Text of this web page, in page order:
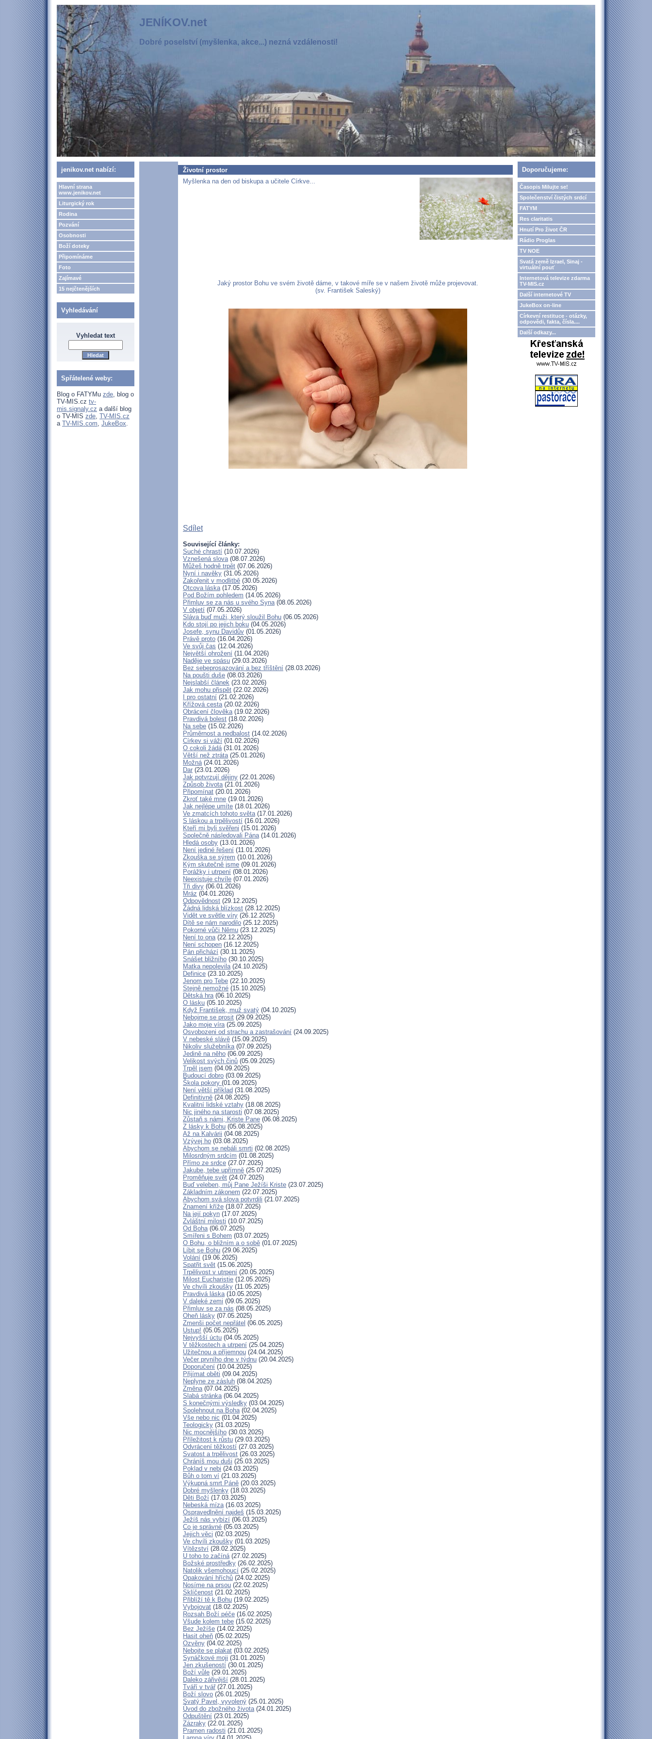
JENÍKOV.net
Dobré poselství (myšlenka, akce...) nezná vzdálenosti!
jenikov.net nabízí:
Hlavní strana
www.jenikov.net
Liturgický rok
Rodina
Pozvání
Osobnosti
Boží doteky
Připomínáme
Foto
Zajímavé
15 nejčtenějších
Vyhledávání
Vyhledat text
Spřátelené weby:
Blog o FATYMu zde, blog o
TV-MIS.cz tv-
mis.signaly.cz a další blog
o TV-MIS zde, TV-MIS.cz
a TV-MIS.com, JukeBox.
Životní prostor
Myšlenka na den od biskupa a učitele Církve...
Jaký prostor Bohu ve svém životě dáme, v takové míře se v našem životě může projevovat.
(sv. František Saleský)
Sdílet
Související články:
Suché chrastí (10.07.2026)
Vznešená slova(08.07.2026)
Můžeš hodně trpět (07.06.2026)
Nyní i navěky (31.05.2026)
Zakořenit v modlitbě (30.05.2026)
Otcova láska(17.05.2026)
Pod Božím pohledem (14.05.2026)
Přimluv se za nás u svého Syna(08.05.2026)
V objetí (07.05.2026)
Sláva buď muži, který sloužil Bohu (06.05.2026)
Kdo stojí po jejich boku (04.05.2026)
Josefe, synu Davidův (01.05.2026)
Právě proto (16.04.2026)
Ve svůj čas (12.04.2026)
Největší ohrožení (11.04.2026)
Naděje ve spásu (29.03.2026)
Bez sebeprosazování a bez tříštění (28.03.2026)
Na poušti duše (08.03.2026)
Nejslabší článek (23.02.2026)
Jak mohu přispět (22.02.2026)
I pro ostatní (21.02.2026)
Křížová cesta(20.02.2026)
Obrácení člověka(19.02.2026)
Pravdivá bolest (18.02.2026)
Na sebe (15.02.2026)
Průměrnost a nedbalost (14.02.2026)
Církev si váží (01.02.2026)
O cokoli žádá(31.01.2026)
Větší než ztráta(25.01.2026)
Možná(24.01.2026)
Dar (23.01.2026)
Jak potvrzují dějiny (22.01.2026)
Způsob života(21.01.2026)
Připomínat (20.01.2026)
Zkroť také mne (19.01.2026)
Jak nejlépe umíte (18.01.2026)
Ve zmatcích tohoto světa(17.01.2026)
S láskou a trpělivostí (16.01.2026)
Kteří mi byli svěřeni (15.01.2026)
Společně následovali Pána(14.01.2026)
Hledá osoby (13.01.2026)
Není jediné řešení (11.01.2026)
Zkouška se sýrem (10.01.2026)
Kým skutečně jsme (09.01.2026)
Porážky i utrpení (08.01.2026)
Neexistuje chvíle (07.01.2026)
Tři divy (06.01.2026)
Mráz (04.01.2026)
Odpovědnost (29.12.2025)
Žádná lidská blízkost (28.12.2025)
Vidět ve světle víry (26.12.2025)
Dítě se nám narodilo (25.12.2025)
Pokorné vůči Němu (23.12.2025)
Není to ona(22.12.2025)
Není schopen (16.12.2025)
Pán přichází (30.11.2025)
Snášet bližního (30.10.2025)
Matka nepolevila(24.10.2025)
Definice (23.10.2025)
Jenom pro Tebe (22.10.2025)
Stejně nemožné (15.10.2025)
Dětská hra(06.10.2025)
O lásku (05.10.2025)
Když František, muž svatý (04.10.2025)
Nebojme se prosit (29.09.2025)
Jako moje víra(25.09.2025)
Osvobozeni od strachu a zastrašování (24.09.2025)
V nebeské slávě (15.09.2025)
Nikoliv služebníka(07.09.2025)
Jedině na něho (06.09.2025)
Velikost svých činů (05.09.2025)
Trpěl jsem (04.09.2025)
Budoucí dobro (03.09.2025)
Škola pokory (01.09.2025)
Není větší příklad (31.08.2025)
Definitivně (24.08.2025)
Kvalitní lidské vztahy (18.08.2025)
Nic jiného na starosti (07.08.2025)
Zůstaň s námi, Kriste Pane (06.08.2025)
Z lásky k Bohu (05.08.2025)
Až na Kalvárii (04.08.2025)
Vzývej ho (03.08.2025)
Abychom se nebáli smrti (02.08.2025)
Milosrdným srdcím (01.08.2025)
Přímo ze srdce (27.07.2025)
Jakube, tebe upřímně (25.07.2025)
Proměňuje svět (24.07.2025)
Buď veleben, můj Pane Ježíši Kriste (23.07.2025)
Základním zákonem (22.07.2025)
Abychom svá slova potvrdili (21.07.2025)
Znamení kříže (18.07.2025)
Na její pokyn (17.07.2025)
Zvláštní milosti (10.07.2025)
Od Boha(06.07.2025)
Smířeni s Bohem (03.07.2025)
O Bohu, o bližním a o sobě (01.07.2025)
Líbit se Bohu (29.06.2025)
Volání (19.06.2025)
Spatřit svět (15.06.2025)
Trpělivost v utrpení (20.05.2025)
Milost Eucharistie (12.05.2025)
Ve chvíli zkoušky (11.05.2025)
Pravdivá láska(10.05.2025)
V daleké zemi (09.05.2025)
Přimluv se za nás (08.05.2025)
Oheň lásky (07.05.2025)
Zmenši počet nepřátel (06.05.2025)
Ustup! (05.05.2025)
Nejvyšší úctu (04.05.2025)
V těžkostech a utrpení (25.04.2025)
Užitečnou a příjemnou (24.04.2025)
Večer prvního dne v týdnu (20.04.2025)
Doporučení (10.04.2025)
Přijímat oběti (09.04.2025)
Neplyne ze zásluh (08.04.2025)
Změna(07.04.2025)
Slabá stránka(06.04.2025)
S konečnými výsledky (03.04.2025)
Spolehnout na Boha(02.04.2025)
Vše nebo nic (01.04.2025)
Teologicky (31.03.2025)
Nic mocnějšího (30.03.2025)
Příležitost k růstu (29.03.2025)
Odvrácení těžkostí (27.03.2025)
Svatost a trpělivost (26.03.2025)
Chráníš mou duši (25.03.2025)
Poklad v nebi (24.03.2025)
Bůh o tom ví (21.03.2025)
Výkupná smrt Páně (20.03.2025)
Dobré myšlenky (18.03.2025)
Děti Boží (17.03.2025)
Nebeská míza(16.03.2025)
Ospravedlnění najdeš (15.03.2025)
Ježíš nás vybízí (06.03.2025)
Co je správné (05.03.2025)
Jejich věci (02.03.2025)
Ve chvíli zkoušky (01.03.2025)
Vítězství (28.02.2025)
U toho to začíná(27.02.2025)
Božské prostředky (26.02.2025)
Natolik všemohoucí (25.02.2025)
Opakování hříchů (24.02.2025)
Nosíme na prsou (22.02.2025)
Sklíčenost (21.02.2025)
Přiblíží tě k Bohu (19.02.2025)
Vybojovat (18.02.2025)
Rozsah Boží péče (16.02.2025)
Všude kolem tebe (15.02.2025)
Bez Ježíše (14.02.2025)
Hasit oheň (05.02.2025)
Ozvěny (04.02.2025)
Nebojte se plakat (03.02.2025)
Synáčkové moji (31.01.2025)
Jen zkušeností (30.01.2025)
Boží vůle (29.01.2025)
Daleko zářivější (28.01.2025)
Tváří v tvář(27.01.2025)
Boží slovo (26.01.2025)
Svatý Pavel, vyvolený (25.01.2025)
Úvod do zbožného života(24.01.2025)
Odpuštění (23.01.2025)
Zázraky (22.01.2025)
Pramen radosti (21.01.2025)
Doporučujeme:
Časopis Milujte se!
Společenství čistých srdcí
FATYM
Res claritatis
Hnutí Pro život ČR
Rádio Proglas
TV NOE
Svatá země Izrael, Sinaj -
virtuální pouť
Internetová televize zdarma
TV-MIS.cz
Další internetové TV
JukeBox on-line
Církevní restituce - otázky,
odpovědi, fakta, čísla....
Další odkazy...